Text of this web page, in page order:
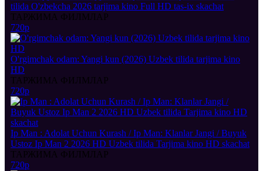
tilida O'zbekcha 2026 tarjima kino Full HD tas-ix skachat
ТАРЖИМА ФИЛМЛАР
720p
O'rgimchak odam: Yangi kun (2026) Uzbek tilida tarjima kino
HD
ТАРЖИМА ФИЛМЛАР
720p
Ip Man : Adolat Uchun Kurash / Ip Man: Klanlar Jangi / Buyuk
Ustoz Ip Man 2 2026 HD Uzbek tilida Tarjima kino HD skachat
ТАРЖИМА ФИЛМЛАР
720p